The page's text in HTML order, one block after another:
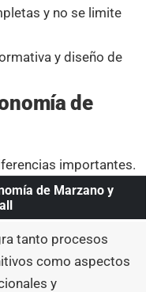
y no se limite
y diseño de
de
importantes.
de Marzano y
tanto procesos
como aspectos
y